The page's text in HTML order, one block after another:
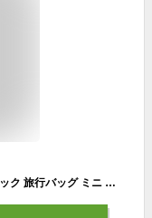
ミニリュック ビジネスリュック ナイロンリュック 旅行バッグ ミニ メンズ レディース 小さい 小物入れ リュックだ肩が楽 疲れない 旅行 出張 海外 パスポート 財布 カジュアル 防水 男女兼用 軽量 大容量 通勤 通学 旅行バッグ 普段使い 疲れない ショルダー 両肩